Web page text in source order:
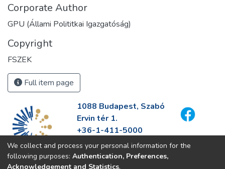
Corporate Author
GPU (Állami Polititkai Igazgatóság)
Copyright
FSZEK
Full item page
1088 Budapest, Szabó
Ervin tér 1.
+36-1-411-5000
info@fszek.hu
https://fszek.hu
We collect and process your personal information for the
following purposes: Authentication, Preferences,
Acknowledgement and Statistics.